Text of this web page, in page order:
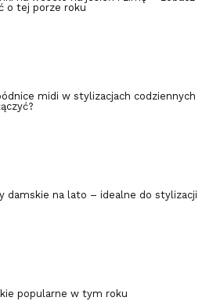
o tej porze roku
midi w stylizacjach codziennych
damskie na lato – idealne do stylizacji
popularne w tym roku